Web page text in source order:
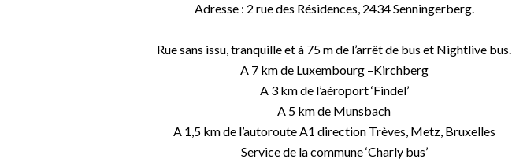
Adresse : 2 rue des Résidences, 2434 Senningerberg.
Rue sans issu, tranquille et à 75 m de l’arrêt de bus et Nightlive bus.
A 7 km de Luxembourg –Kirchberg
A 3 km de l’aéroport ‘Findel’
A 5 km de Munsbach
A 1,5 km de l’autoroute A1 direction Trèves, Metz, Bruxelles
Service de la commune ‘Charly bus’